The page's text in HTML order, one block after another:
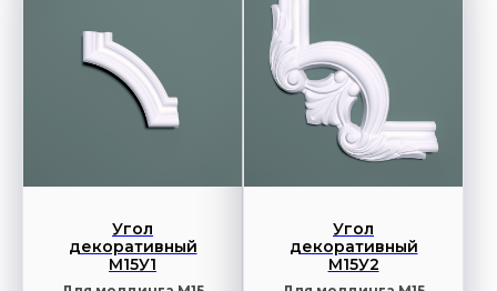
Угол
декоративный
М15У1
Угол
декоративный
М15У2